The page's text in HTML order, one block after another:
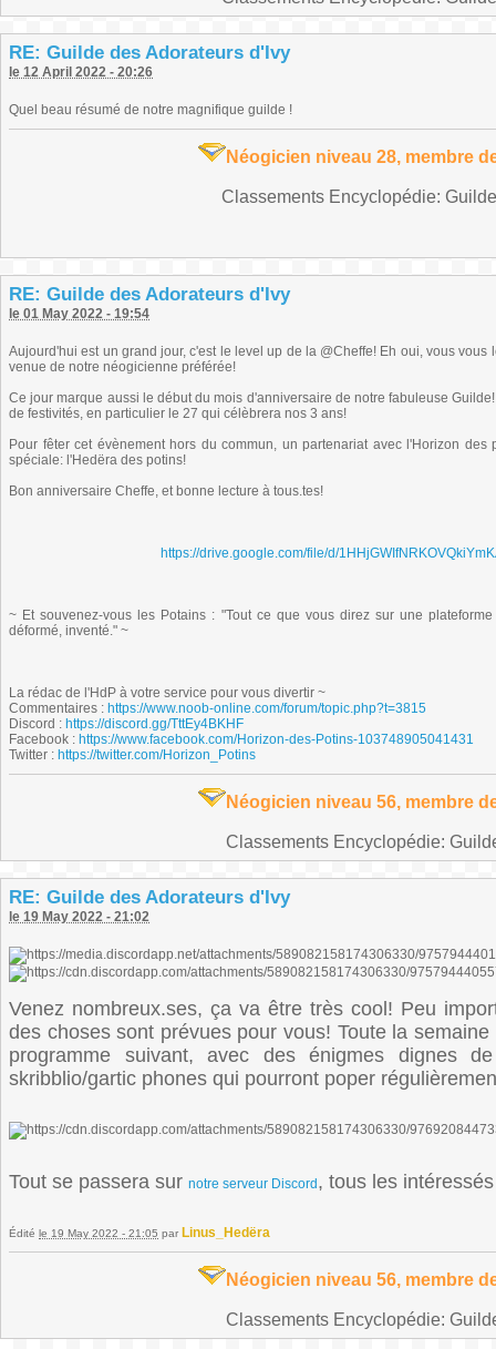
RE: Guilde des Adorateurs d'Ivy
le 12 April 2022 - 20:26
Quel beau résumé de notre magnifique guilde !
Néogicien niveau 28, membre
Classements Encyclopédie:
RE: Guilde des Adorateurs d'Ivy
le 01 May 2022 - 19:54
Aujourd'hui est un grand jour, c'est le level up de la @Cheffe! Eh oui, vous
venue de notre néogicienne préférée!
Ce jour marque aussi le début du mois d'anniversaire de notre fabuleuse
de festivités, en particulier le 27 qui célèbrera nos 3 ans!
Pour fêter cet évènement hors du commun, un partenariat avec l'Horizon
spéciale: l'Hedëra des potins!
Bon anniversaire Cheffe, et bonne lecture à tous.tes!
https://drive.google.com/file/d/
~ Et souvenez-vous les Potains : "Tout ce que vous direz sur une
déformé, inventé." ~
La rédac de l'HdP à votre service pour vous divertir ~
Commentaires : https://www.noob-online.com/forum/topic.php?t=3815
Discord : https://discord.gg/TttEy4BKHF
Facebook : https://www.facebook.com/Horizon-des-Potins-103748905041431
Twitter : https://twitter.com/Horizon_Potins
Néogicien niveau 56, membre
Classements Encyclopédie:
RE: Guilde des Adorateurs d'Ivy
le 19 May 2022 - 21:02
Venez nombreux.ses, ça va être très cool! Peu
des choses sont prévues pour vous! Toute la
programme suivant, avec des énigmes dignes
skribblio/gartic phones qui pourront poper
Tout se passera sur notre serveur Discord , tous les
Édité le 19 May 2022 - 21:05 par Linus_Hedëra
Néogicien niveau 56, membre
Classements Encyclopédie: